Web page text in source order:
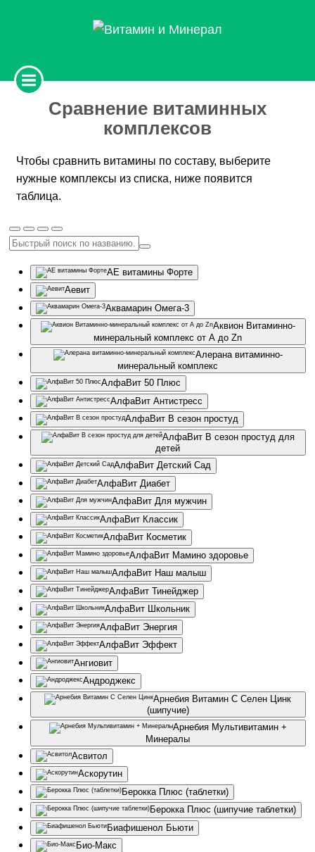
Сравнение витаминных
комплексов
Чтобы сравнить витамины по составу, выберите
нужные комплексы из списка, ниже появится
таблица.
АЕ витамины Форте
Аевит
Аквамарин Омега-3
Аквион Витаминно-
минеральный комплекс от А до Zn
Алерана витаминно-
минеральный комплекс
АлфаВит 50 Плюс
АлфаВит Антистресс
АлфаВит В сезон простуд
АлфаВит В сезон простуд для
детей
АлфаВит Детский Сад
АлфаВит Диабет
АлфаВит Для мужчин
АлфаВит Классик
АлфаВит Косметик
АлфаВит Мамино здоровье
АлфаВит Наш малыш
АлфаВит Тинейджер
АлфаВит Школьник
АлфаВит Энергия
АлфаВит Эффект
Ангиовит
Андроджекс
Арнебия Витамин С Селен Цинк
(шипучие)
Арнебия Мультивитамин +
Минералы
Асвитол
Аскорутин
Берокка Плюс (таблетки)
Берокка Плюс (шипучие таблетки)
Биафишенол Бьюти
Био-Макс